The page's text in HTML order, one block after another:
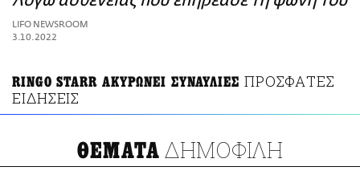
ΑΜΠΑ
PRINT
LIFO NEWSROOM
3.10.2022
RINGO STARR ΑΚΥΡΩΝΕΙ ΣΥΝΑΥΛΙΕΣ ΠΡΟΣΦΑΤΕΣ
ΕΙΔΗΣΕΙΣ
ΘΕΜΑΤΑ ΔΗΜΟΦΙΛΗ